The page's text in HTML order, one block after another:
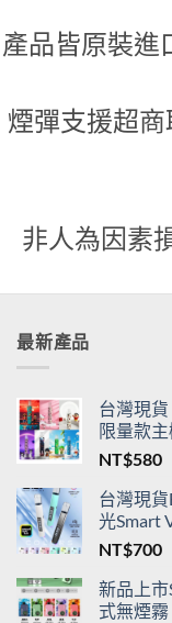
產品皆原裝進
煙彈支援超
非人為因素
最新產品
台灣現
限量款主
NT$580
台灣現
光Smart
NT$700
新品上市
式無煙